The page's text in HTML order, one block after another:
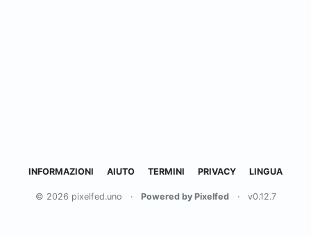
INFORMAZIONI AIUTO TERMINI PRIVACY LINGUA
© 2026 pixelfed.uno · Powered by Pixelfed · v0.12.7